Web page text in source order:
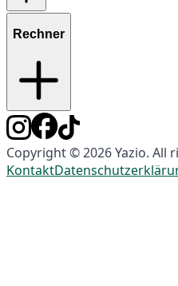
Rechner
Copyright © 2026 Yazio. All
Kontakt